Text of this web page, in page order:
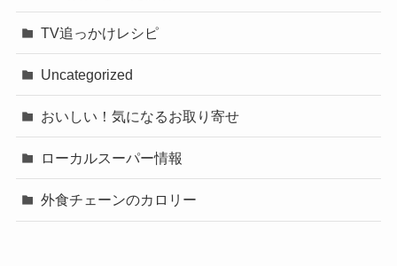
TV追っかけレシピ
Uncategorized
おいしい！気になるお取り寄せ
ローカルスーパー情報
外食チェーンのカロリー